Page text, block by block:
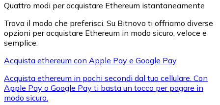
XRP
XRP
Quattro modi per acquistare Ethereum istantaneamente
Trova il modo che preferisci. Su Bitnovo ti offriamo diverse
opzioni per acquistare Ethereum in modo sicuro, veloce e
semplice.
Acquista ethereum con Apple Pay e Google Pay
Acquista ethereum in pochi secondi dal tuo cellulare. Con
Apple Pay o Google Pay ti basta un tocco per pagare in
modo sicuro.